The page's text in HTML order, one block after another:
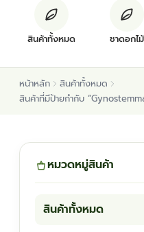
ต้นพันธุ์สมุนไพร
ต้นพันธุ์ไม้ป่า
ไม้ดอกไม้ประดับ
สินค้าทั้งหมด ชาดอกไม้
หน้าหลัก
สินค้าทั้งหมด
สินค้าที่มีป้ายกำกับ
หมวดหมู่สินค้า
สินค้าทั้งหมด